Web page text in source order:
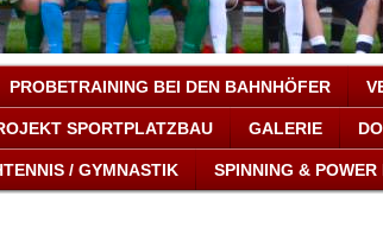
PROBETRAINING BEI DEN BAHNHÖFER
SPORTPLATZBAU GALERIE
/ GYMNASTIK SPINNING &